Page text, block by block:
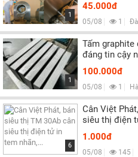
1
45.000đ
05/08 1
1
Tấm
đáng tin cậy
100.000đ
05/08 1
6
Cân Việt
siêu thị điện
1.000đ
05/08 145